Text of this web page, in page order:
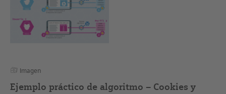
Imagen
Ejemplo práctico de algoritmo – Cookies y